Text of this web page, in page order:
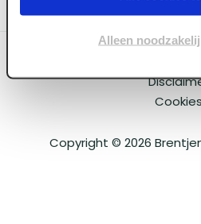
Alleen
Algemene
Cookies
Copyright © 2026